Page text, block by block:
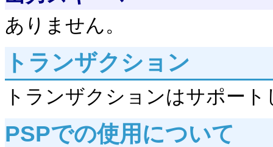
ありません。
トランザクション
トランザクションはサポー
PSPでの使用について